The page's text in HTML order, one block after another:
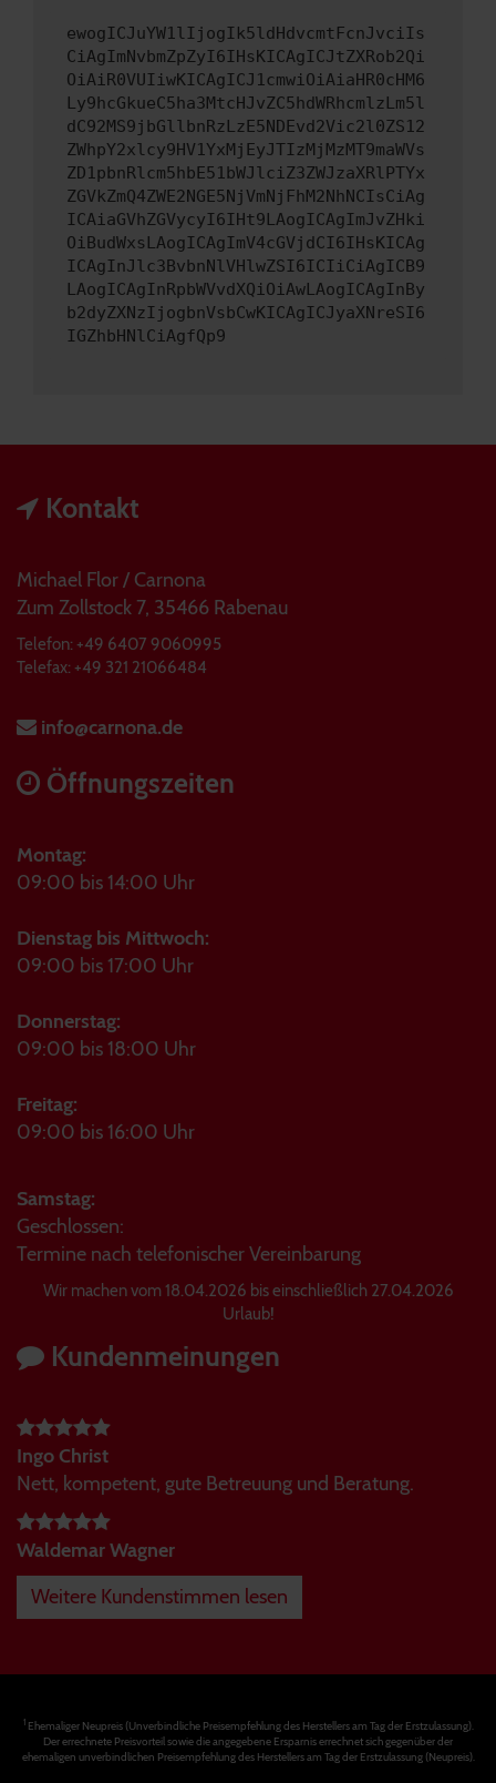
ewogICJuYW1lIjogIk5ldHdvcmtFcnJvciIs
CiAgImNvbmZpZyI6IHsKICAgICJtZXRob2Qi
OiAiR0VUIiwKICAgICJ1cmwiOiAiaHR0cHM6
Ly9hcGkueC5ha3MtcHJvZC5hdWRhcmlzLm5l
dC92MS9jbGllbnRzLzE5NDEvd2Vic2l0ZS12
ZWhpY2xlcy9HV1YxMjEyJTIzMjMzMT9maWVs
ZD1pbnRlcm5hbE51bWJlciZ3ZWJzaXRlPTYx
ZGVkZmQ4ZWE2NGE5NjVmNjFhM2NhNCIsCiAg
ICAiaGVhZGVycyI6IHt9LAogICAgImJvZHki
OiBudWxsLAogICAgImV4cGVjdCI6IHsKICAg
ICAgInJlc3BvbnNlVHlwZSI6ICIiCiAgICB9
LAogICAgInRpbWVvdXQiOiAwLAogICAgInBy
b2dyZXNzIjogbnVsbCwKICAgICJyaXNreSI6
IGZhbHNlCiAgfQp9
Kontakt
Michael Flor / Carnona
Zum Zollstock 7, 35466 Rabenau
Telefon: +49 6407 9060995
Telefax: +49 321 21066484
info@carnona.de
Öffnungszeiten
Montag:
09:00 bis 14:00 Uhr
Dienstag bis Mittwoch:
09:00 bis 17:00 Uhr
Donnerstag:
09:00 bis 18:00 Uhr
Freitag:
09:00 bis 16:00 Uhr
Samstag:
Geschlossen:
Termine nach telefonischer Vereinbarung
Wir machen vom 18.04.2026 bis einschließlich 27.04.2026
Urlaub!
Kundenmeinungen
Ingo Christ
Nett, kompetent, gute Betreuung und Beratung.
Waldemar Wagner
Weitere Kundenstimmen lesen
1Ehemaliger Neupreis (Unverbindliche Preisempfehlung des Herstellers am Tag der Erstzulassung).
Der errechnete Preisvorteil sowie die angegebene Ersparnis errechnet sich gegenüber der
ehemaligen unverbindlichen Preisempfehlung des Herstellers am Tag der Erstzulassung (Neupreis).